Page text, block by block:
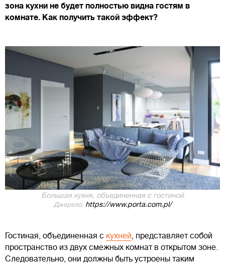
зона кухни не будет полностью видна гостям в
комнате. Как получить такой эффект?
Большая кухня, объединенная с гостиной
Джерело:https://www.porta.com.pl/
Гостиная, объединенная с кухней, представляет собой
пространство из двух смежных комнат в открытом зоне.
Следовательно, они должны быть устроены таким